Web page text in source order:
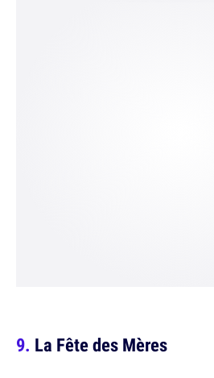
La Fête des Mères